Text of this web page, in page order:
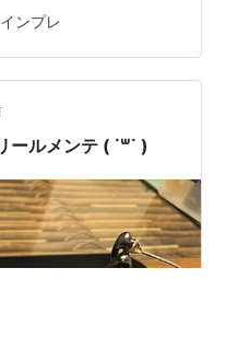
るだろうメカニカルな
ーボン調で、ワタシ的
。 スプールデザインも
ビアスや11カルディア
もう10年以上前のモデ
インプレ
釣りの無い週末は＠使ったリールメンテ ( ˙꒳˙ )